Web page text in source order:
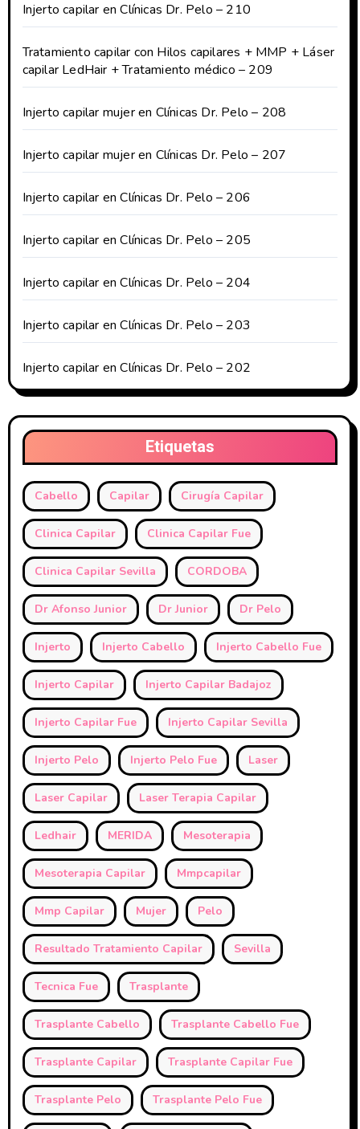
Injerto capilar en Clínicas Dr. Pelo – 210
Tratamiento capilar con Hilos capilares + MMP + Láser
capilar LedHair + Tratamiento médico – 209
Injerto capilar mujer en Clínicas Dr. Pelo – 208
Injerto capilar mujer en Clínicas Dr. Pelo – 207
Injerto capilar en Clínicas Dr. Pelo – 206
Injerto capilar en Clínicas Dr. Pelo – 205
Injerto capilar en Clínicas Dr. Pelo – 204
Injerto capilar en Clínicas Dr. Pelo – 203
Injerto capilar en Clínicas Dr. Pelo – 202
Etiquetas
Cabello Capilar Cirugía Capilar
Clinica Capilar Clinica Capilar Fue
Clinica Capilar Sevilla CORDOBA
Dr Afonso Junior Dr Junior Dr Pelo
Injerto Injerto Cabello Injerto Cabello Fue
Injerto Capilar Injerto Capilar Badajoz
Injerto Capilar Fue Injerto Capilar Sevilla
Injerto Pelo Injerto Pelo Fue Laser
Laser Capilar Laser Terapia Capilar
Ledhair MERIDA Mesoterapia
Mesoterapia Capilar Mmpcapilar
Mmp Capilar Mujer Pelo
Resultado Tratamiento Capilar Sevilla
Tecnica Fue Trasplante
Trasplante Cabello Trasplante Cabello Fue
Trasplante Capilar Trasplante Capilar Fue
Trasplante Pelo Trasplante Pelo Fue